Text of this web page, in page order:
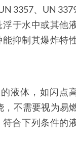
3357、UN
浮于水中或其他
抑制其爆炸特
液体，如闪点
，不需要视为易
合下列条件的